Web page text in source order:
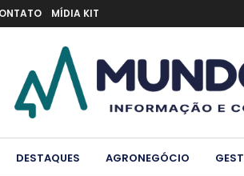
MÍDIA KIT
DESTAQUES AGRONEGÓCIO